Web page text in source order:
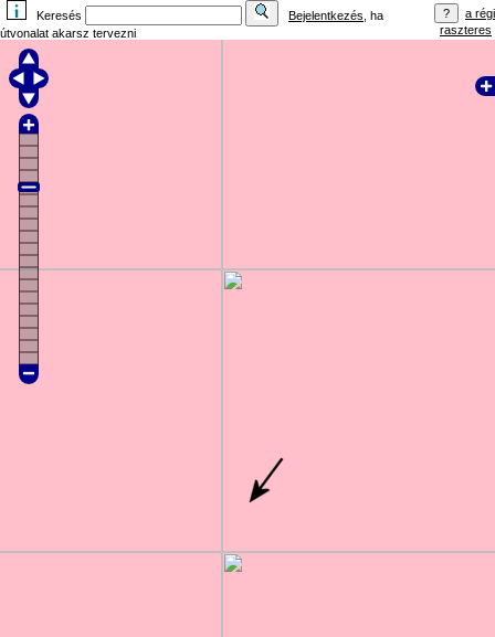
Keresés Bejelentkezés , ha
útvonalat akarsz tervezni
a régi
raszteres